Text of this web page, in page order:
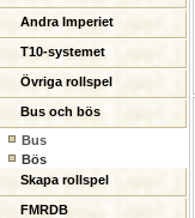
Andra Imperiet
T10-systemet
Övriga rollspel
Bus och bös
Bus
Bös
Skapa rollspel
FMRDB